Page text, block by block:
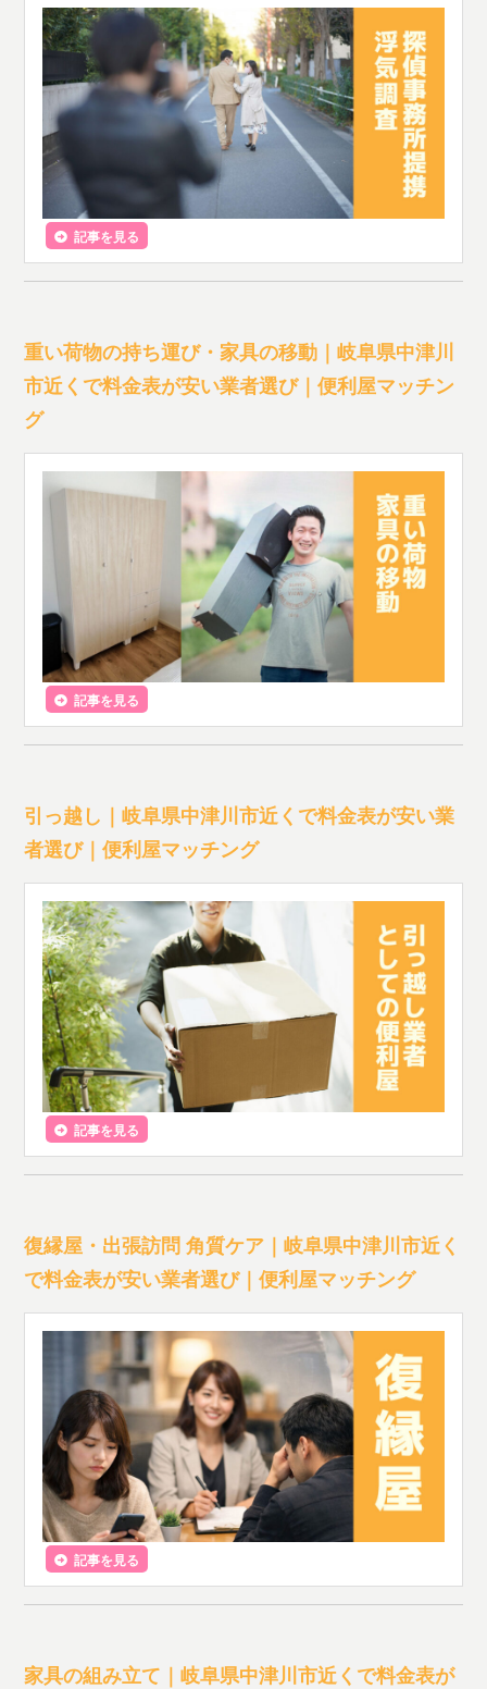
記事を見る
重い荷物の持ち運び・家具の移動｜岐阜県中津川
市近くで料金表が安い業者選び｜便利屋マッチン
グ
記事を見る
引っ越し｜岐阜県中津川市近くで料金表が安い業
者選び｜便利屋マッチング
記事を見る
復縁屋・出張訪問 角質ケア｜岐阜県中津川市近く
で料金表が安い業者選び｜便利屋マッチング
記事を見る
家具の組み立て｜岐阜県中津川市近くで料金表が